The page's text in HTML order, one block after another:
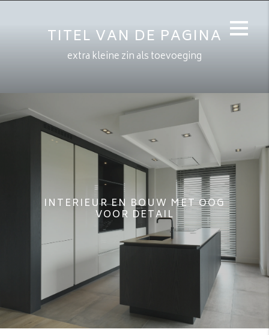
TITEL VAN DE PAGINA
extra kleine zin als toevoeging
INTERIEUR EN BOUW MET OOG
VOOR DETAIL